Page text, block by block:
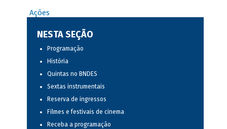
Ações
NESTA SEÇÃO
Programação
História
Quintas no BNDES
Sextas instrumentais
Reserva de ingressos
Filmes e festivais de cinema
Receba a programação